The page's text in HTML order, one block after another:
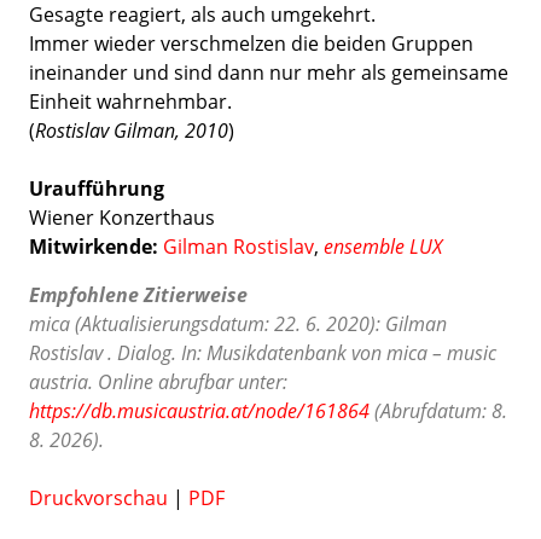
Gesagte reagiert, als auch umgekehrt.
Immer wieder verschmelzen die beiden Gruppen
ineinander und sind dann nur mehr als gemeinsame
Einheit wahrnehmbar.
(Rostislav Gilman, 2010)
Uraufführung
Wiener Konzerthaus
Mitwirkende: Gilman Rostislav, ensemble LUX
Empfohlene Zitierweise
mica (Aktualisierungsdatum: 22. 6. 2020): Gilman
Rostislav . Dialog. In: Musikdatenbank von mica – music
austria. Online abrufbar unter:
https://db.musicaustria.at/node/161864(Abrufdatum: 8.
8. 2026).
Druckvorschau | PDF